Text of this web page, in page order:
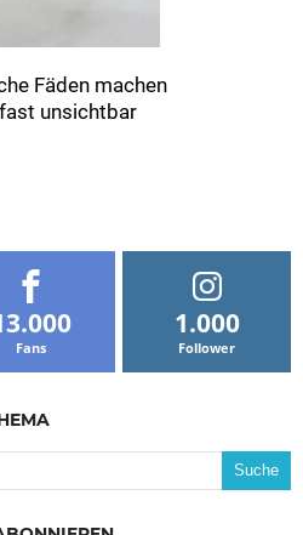
Fäden machen
unsichtbar
Fans
1.000
Follower